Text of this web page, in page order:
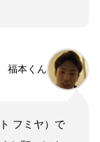
フミヤ）で
福本くん